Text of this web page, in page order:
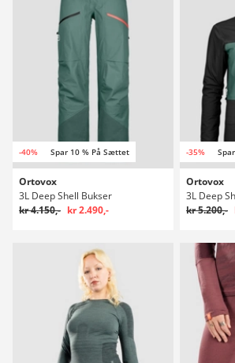
-40% Spar 10 % På Sættet
Ortovox
3L Deep Shell Bukser
kr 4.150,- kr 2.490,-
-35%
Ortovox
3L Deep
kr 5.200,-